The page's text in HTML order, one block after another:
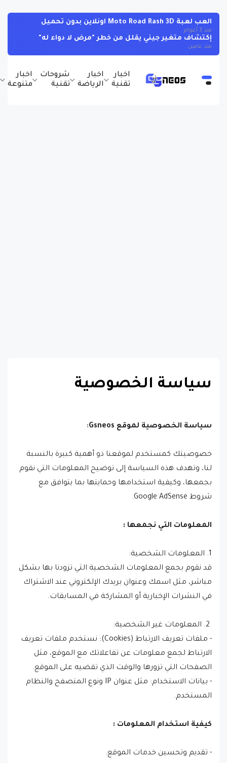
اخبار
تقنية
اخبار
الرياضة
شروحات
تقنية
اخبار
متنوعة
العب لعبة Moto Road Rash 3D اونلاين بدون تحميل
منذ 3 أعوام
إكتشاف متغير جيني يقلل من خطر "مرض لا دواء له"
منذ عامين
سياسة الخصوصية
سياسة الخصوصية لموقع Gsneos :
خصوصيتك كمستخدم لموقعنا ذو أهمية كبيرة بالنسبة
لنا، وتهدف هذه السياسة إلى توضيح المعلومات التي نقوم
بجمعها، وكيفية استخدامها وحمايتها بما يتوافق مع
شروط Google AdSense.
المعلومات التي نجمعها :
1. المعلومات الشخصية:
قد نقوم بجمع المعلومات الشخصية التي تزودنا بها بشكل
مباشر، مثل اسمك وعنوان بريدك الإلكتروني عند الاشتراك
في النشرات الإخبارية أو المشاركة في المسابقات.
- ملفات تعريف الارتباط (Cookies): نستخدم ملفات تعريف
الارتباط لجمع معلومات عن تفاعلاتك مع الموقع، مثل
الصفحات التي تزورها والوقت الذي تقضيه على الموقع.
- بيانات الاستخدام: مثل عنوان IP ونوع المتصفح والنظام
المستخدم.
كيفية استخدام المعلومات :
- تقديم وتحسين خدمات الموقع.